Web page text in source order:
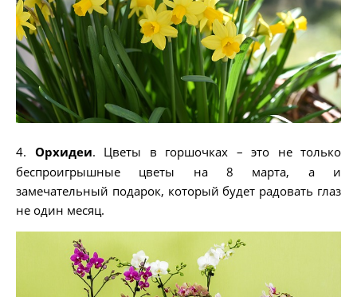
4. Орхидеи. Цветы в горшочках – это не только
беспроигрышные цветы на 8 марта, а и
замечательный подарок, который будет радовать глаз
не один месяц.